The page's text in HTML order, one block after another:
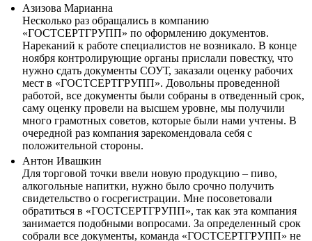
Азизова Марианна
Несколько раз обращались в компанию
«ГОСТСЕРТГРУПП» по оформлению документов.
Нареканий к работе специалистов не возникало. В конце
ноября контролирующие органы прислали повестку, что
нужно сдать документы СОУТ, заказали оценку рабочих
мест в «ГОСТСЕРТГРУПП». Довольны проведенной
работой, все документы были собраны в отведенный срок,
саму оценку провели на высшем уровне, мы получили
много грамотных советов, которые были нами учтены. В
очередной раз компания зарекомендовала себя с
положительной стороны.
Антон Ивашкин
Для торговой точки ввели новую продукцию – пиво,
алкогольные напитки, нужно было срочно получить
свидетельство о госрегистрации. Мне посоветовали
обратиться в «ГОСТСЕРТГРУПП», так как эта компания
занимается подобными вопросами. За определенный срок
собрали все документы, команда «ГОСТСЕРТГРУПП» не